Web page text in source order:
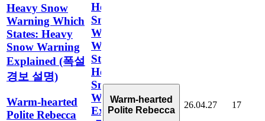
Heavy Snow
Warning Which
States: Heavy
Snow Warning
Explained (폭설
경보 설명)
Warm-hearted
Polite Rebecca
Heavy
Snow
Warning
Which
States:
Heavy
Snow
Warning
Explained
Warm-hearted
Polite Rebecca
26.04.27 17